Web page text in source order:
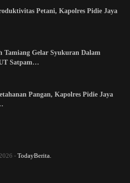
Petani, Kapolres Pidie Jaya
Tamiang Gelar Syukuran Dalam
Satpam…
Pangan, Kapolres Pidie Jaya
- TodayBerita.